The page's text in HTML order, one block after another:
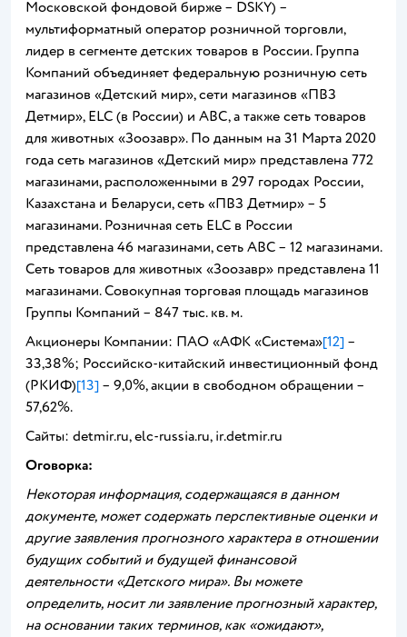
Московской фондовой бирже – DSKY) –
мультиформатный оператор розничной торговли,
лидер в сегменте детских товаров в России. Группа
Компаний объединяет федеральную розничную сеть
магазинов «Детский мир», сети магазинов «ПВЗ
Детмир», ELC (в России) и ABC, а также сеть товаров
для животных «Зоозавр». По данным на 31 Марта 2020
года сеть магазинов «Детский мир» представлена 772
магазинами, расположенными в 297 городах России,
Казахстана и Беларуси, сеть «ПВЗ Детмир» – 5
магазинами. Розничная сеть ELC в России
представлена 46 магазинами, сеть ABC – 12 магазинами.
Сеть товаров для животных «Зоозавр» представлена 11
магазинами. Совокупная торговая площадь магазинов
Группы Компаний – 847 тыс. кв. м.
Акционеры Компании: ПАО «АФК «Система»[12] –
33,38%; Российско-китайский инвестиционный фонд
(РКИФ)[13] – 9,0%, акции в свободном обращении –
57,62%.
Сайты: detmir.ru, elc-russia.ru, ir.detmir.ru
Оговорка:
Некоторая информация, содержащаяся в данном
документе, может содержать перспективные оценки и
другие заявления прогнозного характера в отношении
будущих событий и будущей финансовой
деятельности «Детского мира». Вы можете
определить, носит ли заявление прогнозный характер,
на основании таких терминов, как «ожидают»,